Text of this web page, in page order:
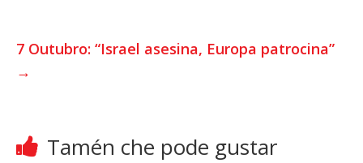
p
k
7 Outubro: “Israel asesina, Europa patrocina”
→
Tamén che pode gustar